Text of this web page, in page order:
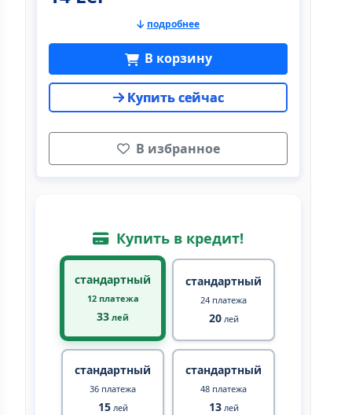
подробнее
В корзину
Купить сейчас
В избранное
Купить в кредит!
стандартный
12 платежа
33 лей
стандартный
24 платежа
20лей
стандартный
36 платежа
15лей
стандартный
48 платежа
13лей